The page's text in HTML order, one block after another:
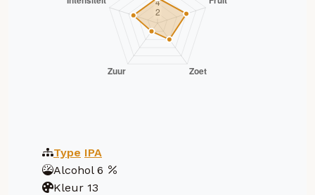
Type IPA
Alcohol 6
Kleur 13